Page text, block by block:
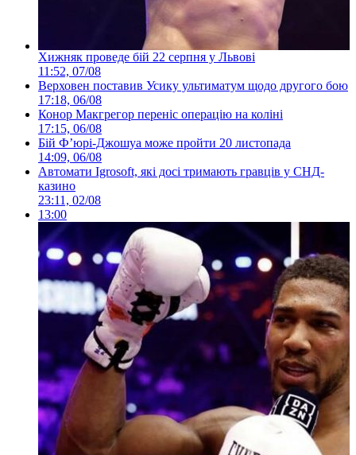
Хижняк проведе бій 22 серпня у Львові
11:52, 07/08
Верховен поставив Усику ультиматум щодо другого бою
17:18, 06/08
Конор Макгрегор переніс операцію на коліні
17:15, 06/08
Бій Ф’юрі-Джошуа може пройти 20 листопада
14:09, 06/08
Автомати Igrosoft, які досі тримають гравців у СНД-
казино
23:11, 02/08
13:00